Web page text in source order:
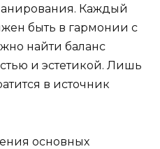
Каждый
быть в гармонии с
найти баланс
и эстетикой. Лишь
в источник
основных